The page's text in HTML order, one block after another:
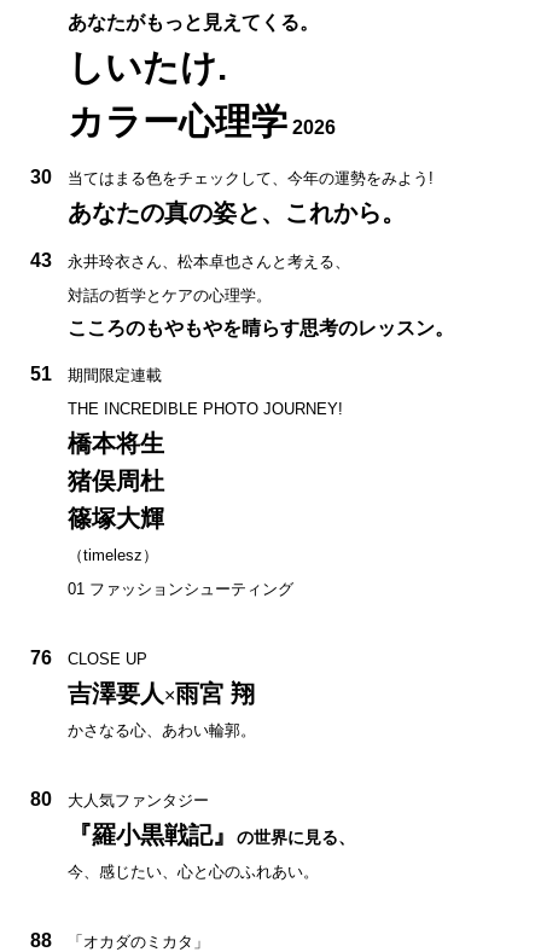
あなたがもっと見えてくる。
しいたけ.
カラー心理学 2026
30 当てはまる色をチェックして、今年の運勢をみよう!
あなたの真の姿と、これから。
43
永井玲衣さん、松本卓也さんと考える、
対話の哲学とケアの心理学。
こころのもやもやを晴らす思考のレッスン。
51
期間限定連載
THE INCREDIBLE PHOTO JOURNEY!
橋本将生
猪俣周杜
篠塚大輝
（timelesz）
01 ファッションシューティング
76 CLOSE UP
吉澤要人 ×雨宮 翔
かさなる心、あわい輪郭。
80 大人気ファンタジー
『羅小黒戦記』 の世界に見る、
今、感じたい、心と心のふれあい。
88 「オカダのミカタ」